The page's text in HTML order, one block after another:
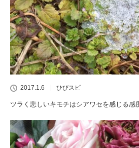
2017.1.6 ひびスピ
ツラく悲しいキモチはシアワセを感じる感